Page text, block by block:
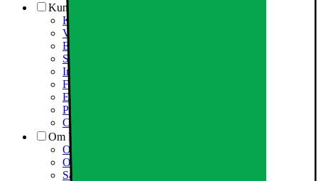
Kundeservice
Kundeservice
Varehuse / åbningstider
Elgigantens kundefordele
Services
Information om spam/phishing-emails og SMS
Fortrydelsesret
Elgigantens privatlivspolitik
Partner
Cookiepolitik
Om Elgiganten
Om Elkjøp Nordic
Om Elgiganten
Samfundsansvar